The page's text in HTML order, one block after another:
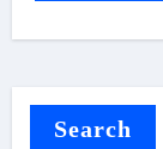
Search